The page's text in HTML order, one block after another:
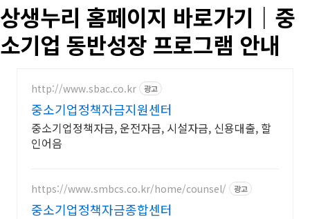
상생누리 홈페이지 바로가기｜중
소기업 동반성장 프로그램 안내
http://www.sbac.co.kr 광고
중소기업정책자금지원센터
중소기업정책자금, 운전자금, 시설자금, 신용대출, 할
인어음
https://www.smbcs.co.kr/home/counsel/ 광고
중소기업정책자금종합센터